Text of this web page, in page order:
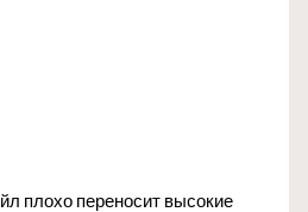
плохо переносит высокие